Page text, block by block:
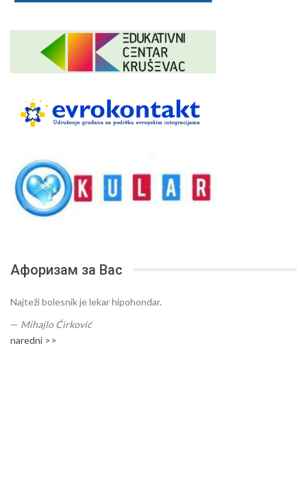
Афоризам за Вас
Najteži bolesnik je lekar hipohondar.
— Mihajlo Ćirković
naredni >>